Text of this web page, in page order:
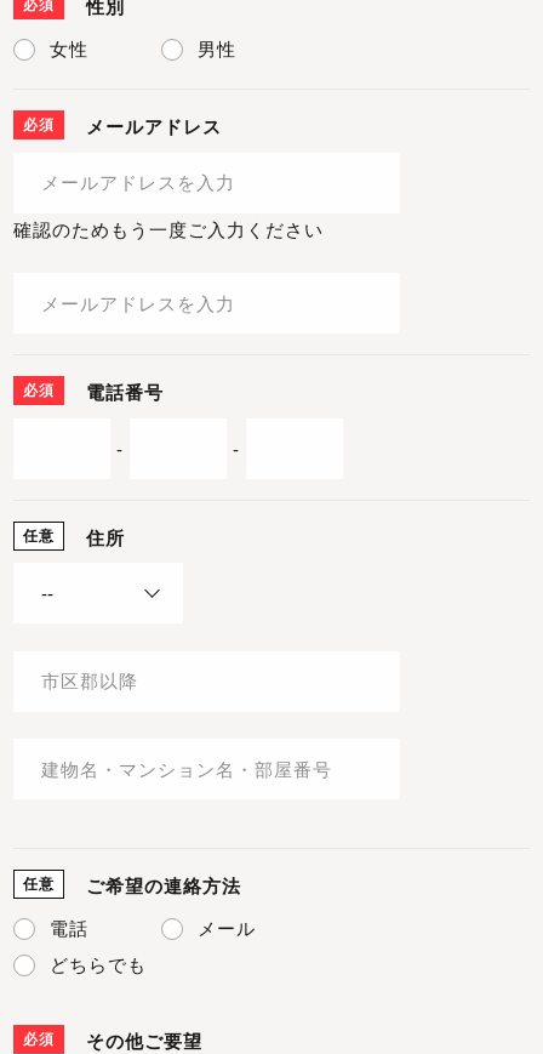
必須 性別
女性 男性
必須 メールアドレス
確認のためもう一度ご入力ください
必須 電話番号
- -
任意 住所
任意 ご希望の連絡方法
電話
メール
どちらでも
必須 その他ご要望